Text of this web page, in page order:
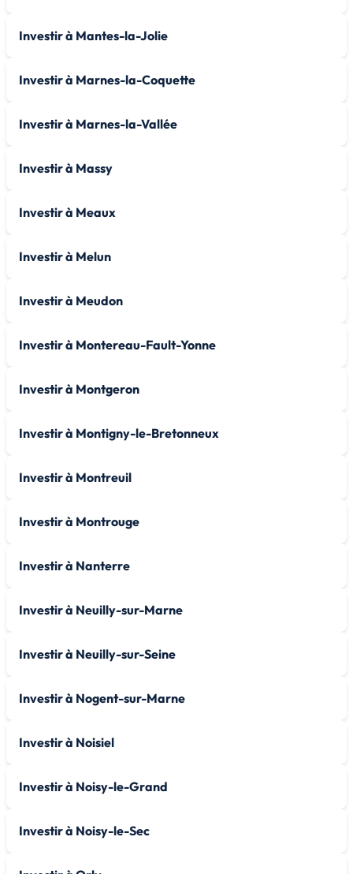
Investir à Mantes-la-Jolie
Investir à Marnes-la-Coquette
Investir à Marnes-la-Vallée
Investir à Massy
Investir à Meaux
Investir à Melun
Investir à Meudon
Investir à Montereau-Fault-Yonne
Investir à Montgeron
Investir à Montigny-le-Bretonneux
Investir à Montreuil
Investir à Montrouge
Investir à Nanterre
Investir à Neuilly-sur-Marne
Investir à Neuilly-sur-Seine
Investir à Nogent-sur-Marne
Investir à Noisiel
Investir à Noisy-le-Grand
Investir à Noisy-le-Sec